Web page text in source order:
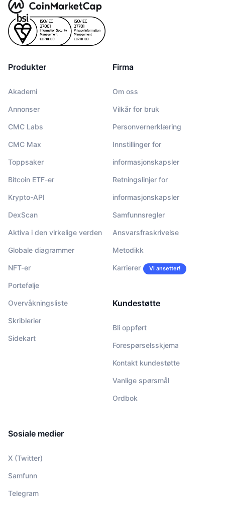
Produkter
Akademi
Annonser
CMC Labs
CMC Max
Toppsaker
Bitcoin ETF-er
Krypto-API
DexScan
Aktiva i den virkelige verden
Globale diagrammer
NFT-er
Portefølje
Overvåkningsliste
Skriblerier
Sidekart
Firma
Om oss
Vilkår for bruk
Personvernerklæring
Innstillinger for
informasjonskapsler
Retningslinjer for
informasjonskapsler
Samfunnsregler
Ansvarsfraskrivelse
Metodikk
Karrierer Vi ansetter!
Kundestøtte
Bli oppført
Forespørselsskjema
Kontakt kundestøtte
Vanlige spørsmål
Ordbok
Sosiale medier
X (Twitter)
Samfunn
Telegram